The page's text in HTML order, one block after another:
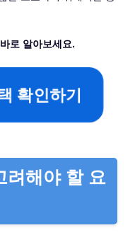
로 알아보세요.
확인하기
려해야 할 요